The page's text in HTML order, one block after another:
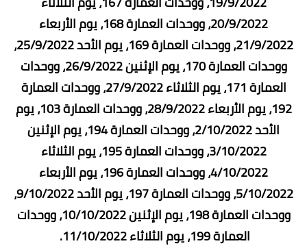
20/9/2022، ووحدات العمارة 168، يوم الأربعاء
21/9/2022، ووحدات العمارة 169، يوم الأحد 25/9/2022،
ووحدات العمارة 170، يوم الإثنين 26/9/2022، ووحدات
العمارة 171، يوم الثلاثاء 27/9/2022، ووحدات العمارة
192، يوم الأربعاء 28/9/2022، ووحدات العمارة 103، يوم
الأحد 2/10/2022، ووحدات العمارة 194، يوم الإثنين
3/10/2022، ووحدات العمارة 195، يوم الثلاثاء
4/10/2022، ووحدات العمارة 196، يوم الأربعاء
5/10/2022، ووحدات العمارة 197، يوم الأحد 9/10/2022،
ووحدات العمارة 198، يوم الإثنين 10/10/2022، ووحدات
العمارة 199، يوم الثلاثاء 11/10/2022.